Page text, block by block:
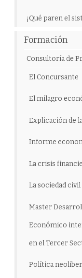
¡Qué paren el
Formación
Consultoría de
El Concursante
El milagro
Explicación de
Informe
La crisis
La sociedad
Master
Económico
en el Tercer
Política